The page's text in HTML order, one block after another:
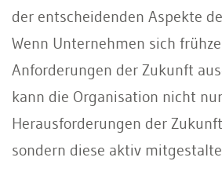
der entscheidenden Aspekte
Wenn Unternehmen sich
Anforderungen der Zukunft
kann die Organisation nicht
Herausforderungen der
sondern diese aktiv